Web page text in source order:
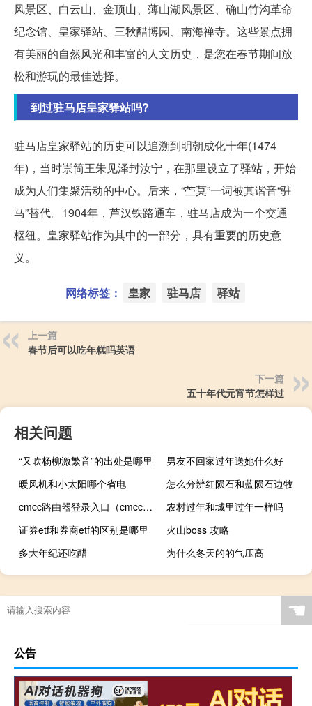
风景区、白云山、金顶山、薄山湖风景区、确山竹沟革命
纪念馆、皇家驿站、三秋醋博园、南海禅寺。这些景点拥
有美丽的自然风光和丰富的人文历史，是您在春节期间放
松和游玩的最佳选择。
到过驻马店皇家驿站吗?
驻马店皇家驿站的历史可以追溯到明朝成化十年(1474
年)，当时崇简王朱见泽封汝宁，在那里设立了驿站，开始
成为人们集聚活动的中心。后来，“苎莫”一词被其谐音“驻
马”替代。1904年，芦汉铁路通车，驻马店成为一个交通
枢纽。皇家驿站作为其中的一部分，具有重要的历史意
义。
网络标签： 皇家 驻马店 驿站
上一篇
春节后可以吃年糕吗英语
下一篇
五十年代元宵节怎样过
相关问题
“又吹杨柳激繁音”的出处是哪里
男友不回家过年送她什么好
暖风机和小太阳哪个省电
怎么分辨红陨石和蓝陨石边牧
cmcc路由器登录入口（cmcc auto）
农村过年和城里过年一样吗
证券etf和券商etf的区别是哪里
火山boss 攻略
多大年纪还吃醋
为什么冬天的的气压高
☚
公告